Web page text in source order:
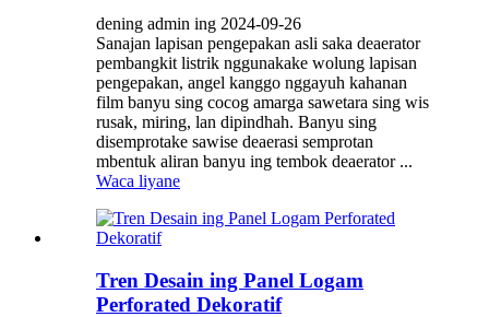
dening admin ing 2024-09-26
Sanajan lapisan pengepakan asli saka deaerator
pembangkit listrik nggunakake wolung lapisan
pengepakan, angel kanggo nggayuh kahanan
film banyu sing cocog amarga sawetara sing wis
rusak, miring, lan dipindhah. Banyu sing
disemprotake sawise deaerasi semprotan
mbentuk aliran banyu ing tembok deaerator ...
Waca liyane
Tren Desain ing Panel Logam
Perforated Dekoratif